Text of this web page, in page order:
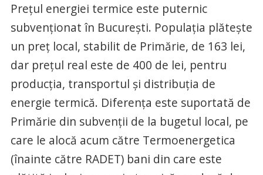
Prețul energiei termice este puternic
subvenționat în București. Populația plătește
un preț local, stabilit de Primărie, de 163 lei,
dar prețul real este de 400 de lei, pentru
producția, transportul și distribuția de
energie termică. Diferența este suportată de
Primărie din subvenții de la bugetul local, pe
care le alocă acum către Termoenergetica
(înainte către RADET) bani din care este